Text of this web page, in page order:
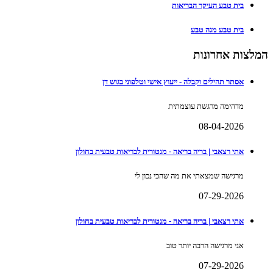
בית טבע העיקר הבריאות
בית טבע מגה טבע
המלצות אחרונות
אסתר תהילים וקבלה - ייעוץ אישי וטלפוני בגוש דן
מדהימה מרגשת עוצמתית
08-04-2026
אתי רצאבי | בריה בריאה - מנטורית לבריאות טבעית בחולון
מרגישה שמצאתי את מה שהכי נכון לי
07-29-2026
אתי רצאבי | בריה בריאה - מנטורית לבריאות טבעית בחולון
אני מרגישה הרבה יותר טוב
07-29-2026